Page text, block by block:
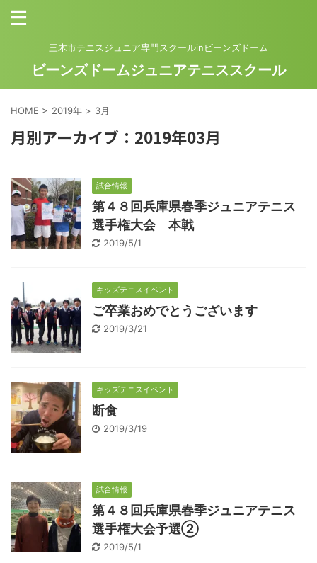
三木市テニスジュニア専門スクールinビーンズドーム
ビーンズドームジュニアテニススクール
HOME > 2019年 > 3月
月別アーカイブ：2019年03月
試合情報
第４８回兵庫県春季ジュニアテニス
選手権大会 本戦
2019/5/1
キッズテニスイベント
ご卒業おめでとうございます
2019/3/21
キッズテニスイベント
断食
2019/3/19
試合情報
第４８回兵庫県春季ジュニアテニス
選手権大会予選②
2019/5/1